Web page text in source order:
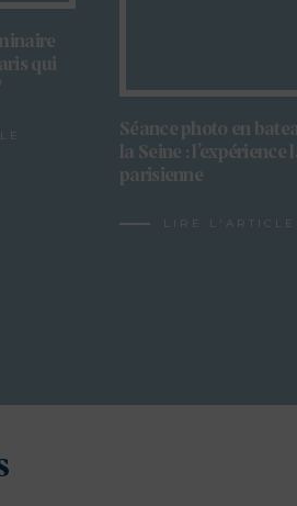
qui
Séance photo en
la Seine : l’expérience
parisienne
LIRE L'ARTICLE